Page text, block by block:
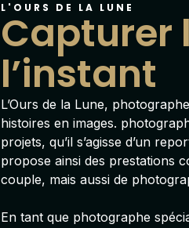
L'OURS DE LA LUNE
Capturer
l’instant
L’Ours de la Lune,
histoires en images.
projets, qu’il s’agisse d’un
propose ainsi des prestations
couple, mais aussi de
En tant que photographe